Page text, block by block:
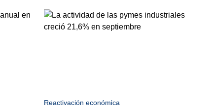
Reactivación económica